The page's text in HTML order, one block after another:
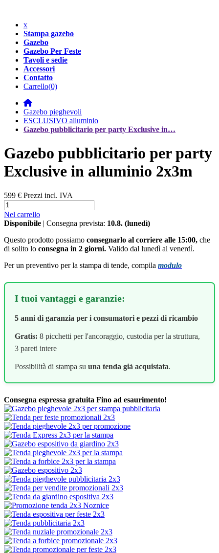
x
Stampa gazebo
Gazebo
Gazebo Per Feste
Tavoli e sedie
Accessori
Contatto
Carrello(0)
Gazebo pieghevoli
ESCLUSIVO alluminio
Gazebo pubblicitario per party Exclusive in…
Gazebo pubblicitario per party
Exclusive in alluminio 2x3m
599 € Prezzi incl. IVA
Nel carrello
Disponibile | Consegna prevista: 10.8. (lunedì)
Questo prodotto possiamo consegnarlo al corriere alle 15:00, che
di solito lo consegna in 2 giorni. Valido dal lunedì al venerdì.
Per un preventivo per la stampa di tende, compila modulo
I tuoi vantaggi e garanzie:
5 anni di garanzia per i consumatori e pezzi di ricambio
Gratis: 8 picchetti per l'ancoraggio, custodia per la struttura,
3 pareti intere
Possibilità di stampa su una tenda già acquistata.
Consegna espressa gratuita Fino ad esaurimento!